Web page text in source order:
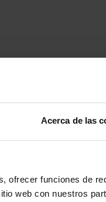
Acerca de las
ofrecer funciones de
web con nuestros